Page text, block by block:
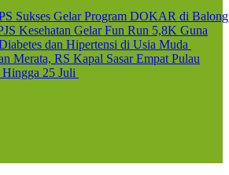
Sukses Gelar Program DOKAR di
Kesehatan Gelar Fun Run 5,8K Guna
dan Hipertensi di Usia Muda
Merata, RS Kapal Sasar Empat Pulau
Hingga 25 Juli